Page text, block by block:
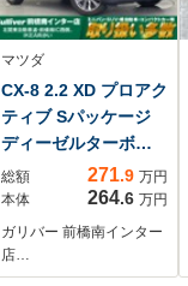
マツダ
CX-8 2.2 XD プロアク
ティブ Sパッケージ
ディーゼルターボ
4WD 禁煙車 衝突軽
減 純正8型ナビ フ
ルセグ 全周囲カメ
ラ 追従クルコン
マシーングレープレ
総額 271.9 万円
本体
264.6 万円
ガリバー 前橋南インター
店…